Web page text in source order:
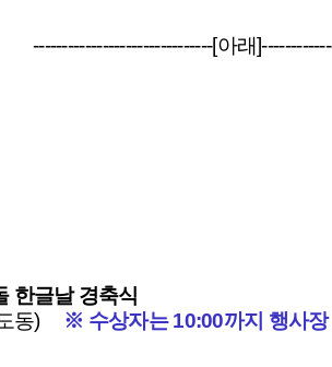
-------------------------------[아래
한글날 경축식
동)
※ 수상자는 10:00까지 행사장